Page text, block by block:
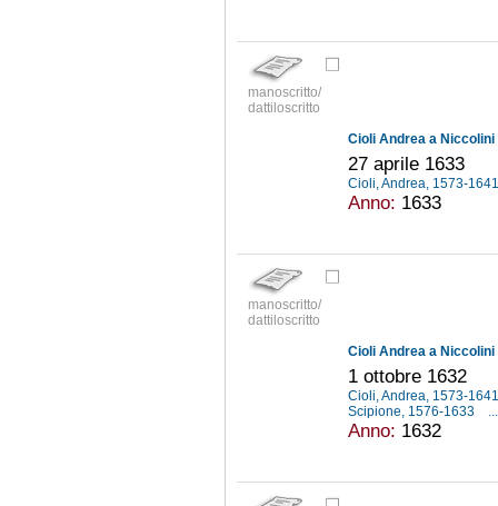
manoscritto/
dattiloscritto
Cioli Andrea a
27 aprile 1633
Cioli, Andrea, 1573-
Anno: 1633
manoscritto/
dattiloscritto
Cioli Andrea a
1 ottobre 1632
Cioli, Andrea, 1573-
Scipione, 1576-1633
Anno: 1632